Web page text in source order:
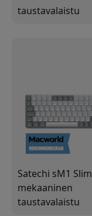
taustavalaistu
näppäimistöllä
Satechi sM1 Slim
mekaaninen
taustavalaistu